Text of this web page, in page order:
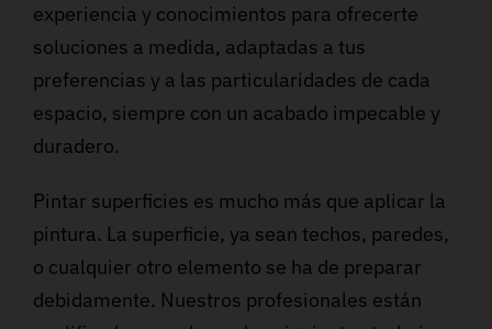
experiencia y conocimientos para ofrecerte
soluciones a medida, adaptadas a tus
preferencias y a las particularidades de cada
espacio, siempre con un acabado impecable y
duradero.
Pintar superficies es mucho más que aplicar la
pintura. La superficie, ya sean techos, paredes,
o cualquier otro elemento se ha de preparar
debidamente. Nuestros profesionales están